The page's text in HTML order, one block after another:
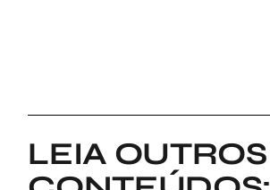
LEIA OUTROS